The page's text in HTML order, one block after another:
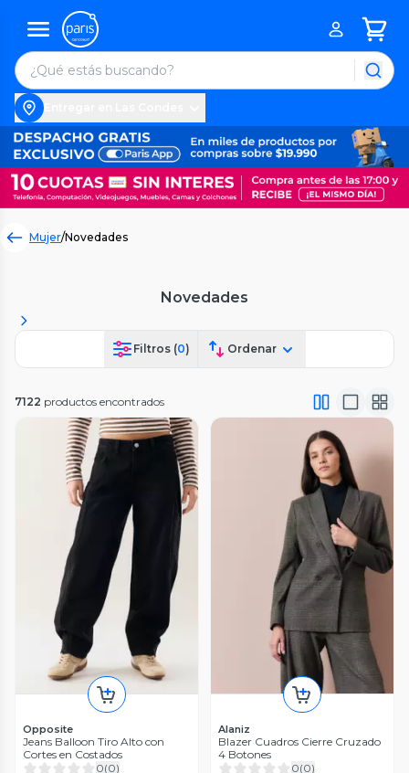
Mujer/Novedades
Novedades
Filtros (0) Ordenar
7122 productos encontrados
Opposite
Jeans Balloon Tiro Alto con
Cortes en Costados
0(0)
Alaniz
Blazer Cuadros Cierre Cruzado
4 Botones
0(0)